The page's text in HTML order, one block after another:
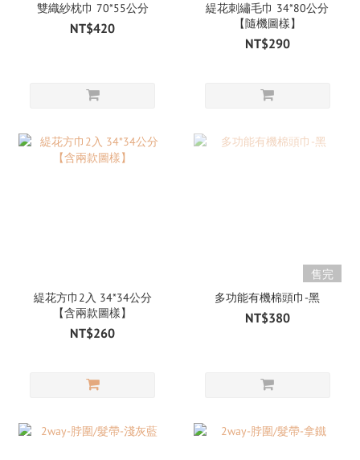
雙織紗枕巾 70*55公分
NT$420
緹花刺繡毛巾 34*80公分
【隨機圖樣】
NT$290
緹花方巾2入 34*34公分
【含兩款圖樣】
NT$260
售完
多功能有機棉頭巾-黑
NT$380